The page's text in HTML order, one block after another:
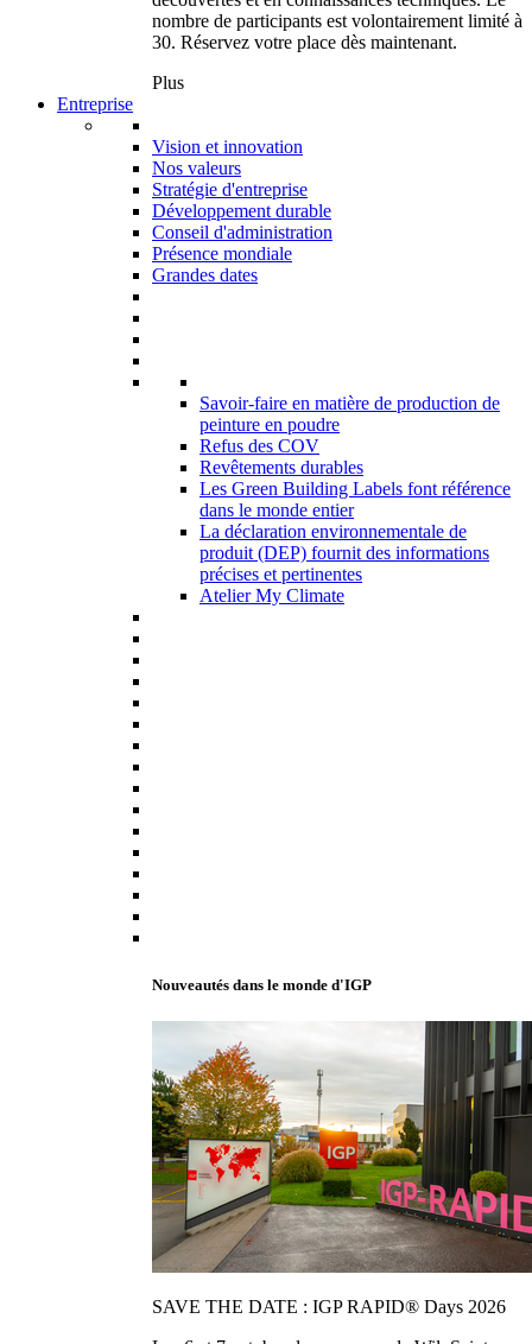
nombre de participants est volontairement limité à
30. Réservez votre place dès maintenant.
Plus
Entreprise
Vision et innovation
Nos valeurs
Stratégie d'entreprise
Développement durable
Conseil d'administration
Présence mondiale
Grandes dates
Savoir-faire en matière de production de
peinture en poudre
Refus des COV
Revêtements durables
Les Green Building Labels font référence
dans le monde entier
La déclaration environnementale de
produit (DEP) fournit des informations
précises et pertinentes
Atelier My Climate
Nouveautés dans le monde d'IGP
SAVE THE DATE : IGP RAPID® Days 2026